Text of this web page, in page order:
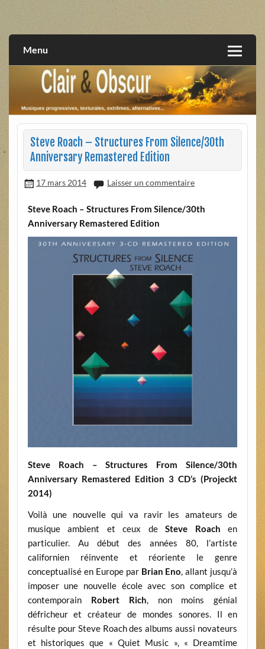
extrêmes, alternatives, texturales
Menu
Steve Roach – Structures From Silence/30th
Anniversary Remastered Edition
17 mars 2014 Laisser un commentaire
Steve Roach – Structures From Silence/30th
Anniversary Remastered Edition
Steve Roach – Structures From Silence/30th
Anniversary Remastered Edition 3 CD’s (Projeckt
2014)
Voilà une nouvelle qui va ravir les amateurs de
musique ambient et ceux deSteve Roach en
particulier. Au début des années 80, l’artiste
californien réinvente et réoriente le genre
conceptualisé en Europe par Brian Eno, allant jusqu’à
imposer une nouvelle école avec son complice et
contemporain Robert Rich, non moins génial
défricheur et créateur de mondes sonores. Il en
résulte pour Steve Roach des albums aussi novateurs
et historiques que « Quiet Music », « Dreamtime